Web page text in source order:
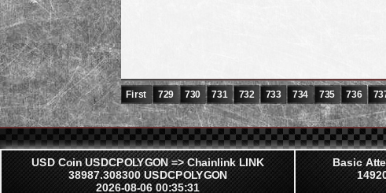
First 729 730 731 732 733 734 735 736
USD Coin USDCPOLYGON => Chainlink LINK
38987.308300 USDCPOLYGON
2026-08-06 00:35:31
Basic